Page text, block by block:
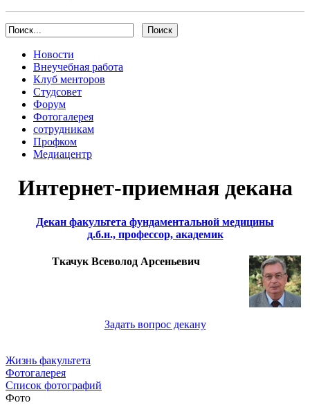
Новости
Внеучебная работа
Клуб менторов
Студсовет
Форум
Фотогалерея
сотрудникам
Профком
Медиацентр
Интернет-приемная декана
Декан факультета фундаментальной медицины
д.б.н., профессор, академик
Ткачук Всеволод Арсеньевич
Задать вопрос декану
Жизнь факультета
Фотогалерея
Список фотографий
Фото